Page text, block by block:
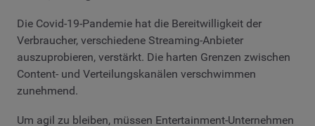
Die Covid-19-Pandemie hat die Bereitwilligkeit der
Verbraucher, verschiedene Streaming-Anbieter
auszuprobieren, verstärkt. Die harten Grenzen zwischen
Content- und Verteilungskanälen verschwimmen
zunehmend.
Um agil zu bleiben, müssen Entertainment-Unternehmen